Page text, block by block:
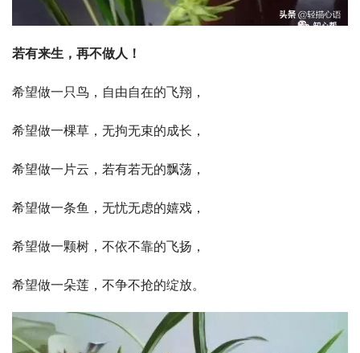
若有来生，再不做人！
希望做一只鸟，自由自在的飞翔，
希望做一棵草，无拘无束的成长，
希望做一片云，若有若无的飘荡，
希望做一条鱼，无忧无虑的嬉戏，
希望做一颗树，不依不靠的飞扬，
希望做一朵莲，不争不抢的绽放。